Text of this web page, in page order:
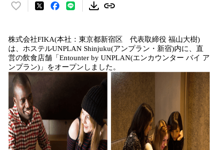
い
！
数
を
読
み
込
み
中
で
す
株式会社FIKA(本社：東京都新宿区 代表取締役 福山大樹)
は、ホステルUNPLAN Shinjuku(アンプラン・新宿)内に、直
営の飲食店舗「Entounter by UNPLAN(エンカウンター バイ ア
ンプラン)」をオープンしました。